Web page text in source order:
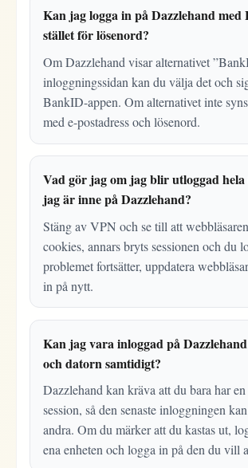
Kan jag logga in på Dazzlehand
stället för lösenord?
Om Dazzlehand visar alternativet
inloggningssidan kan du välja det och
BankID-appen. Om alternativet inte
med e-postadress och lösenord.
Vad gör jag om jag blir utloggad
jag är inne på Dazzlehand?
Stäng av VPN och se till att
cookies, annars bryts sessionen och du
problemet fortsätter, uppdatera
in på nytt.
Kan jag vara inloggad på
och datorn samtidigt?
Dazzlehand kan kräva att du bara har
session, så den senaste inloggningen
andra. Om du märker att du kastas ut,
ena enheten och logga in på den du vill